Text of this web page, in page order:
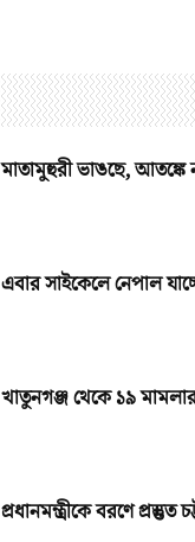
মাতামুহুরী ভাঙছে, আতঙ্কে
এবার সাইকেলে নেপাল
খাতুনগঞ্জ থেকে ১৯
প্রধানমন্ত্রীকে বরণে প্রস্তুত